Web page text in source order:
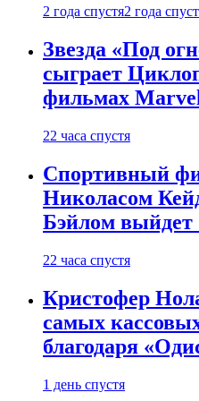
2 года спустя2 года
Звезда «Под
сыграет
фильмах
22 часа спустя
Спортивный
Николасом
Бэйлом выйдет
22 часа спустя
Кристофер
самых
благодаря
1 день спустя